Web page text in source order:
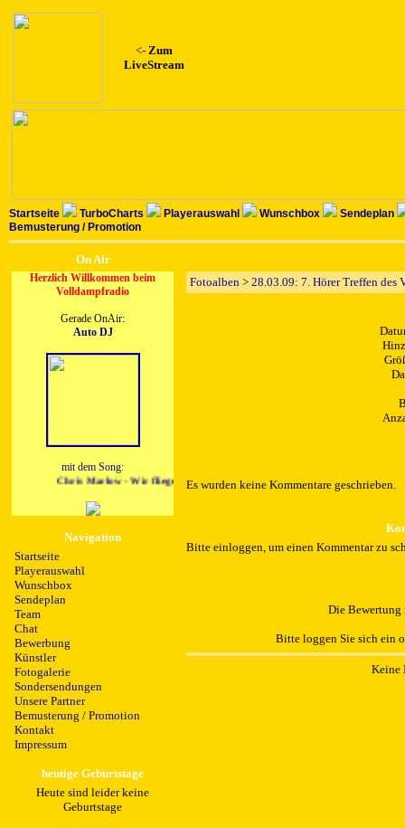
<- Zum
LiveStream
Startseite TurboCharts Playerauswahl Wunschbox
Sendeplan
Bemusterung / Promotion
On Air
Herzlich Willkommen beim
Volldampfradio
Gerade OnAir:
Auto DJ
mit dem Song:
Chris Marlow - Wir fliegen zu den Sternen
Navigation
Startseite
Playerauswahl
Wunschbox
Sendeplan
Team
Chat
Bewerbung
Künstler
Fotogalerie
Sondersendungen
Unsere Partner
Bemusterung / Promotion
Kontakt
Impressum
heutige Geburtstage
Heute sind leider keine
Geburtstage
Fotoalben > 28.03.09: 7. Hörer Treffen des
Es wurden keine Kommentare geschrieben.
Bitte einloggen, um einen Kommentar zu
Die
Bitte loggen Sie sich ein
Keine